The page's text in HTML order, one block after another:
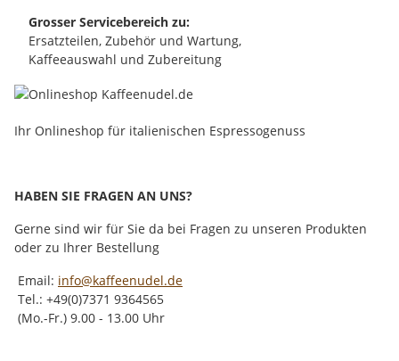
Grosser Servicebereich zu:
Ersatzteilen, Zubehör und Wartung,
Kaffeeauswahl und Zubereitung
Ihr Onlineshop für italienischen Espressogenuss
HABEN SIE FRAGEN AN UNS?
Gerne sind wir für Sie da bei Fragen zu unseren Produkten
oder zu Ihrer Bestellung
Email: info@kaffeenudel.de
Tel.: +49(0)7371 9364565
(Mo.-Fr.) 9.00 - 13.00 Uhr